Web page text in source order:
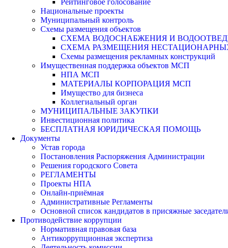
Национальные проекты
Муниципальный контроль
Схемы размещения объектов
СХЕМА ВОДОСНАБЖЕНИЯ И
СХЕМА РАЗМЕЩЕНИЯ
Схемы размещения рекламных конструкций
Имущественная поддержка объектов МСП
НПА МСП
МАТЕРИАЛЫ КОРПОРАЦИЯ МСП
Имущество для бизнеса
Коллегиальный орган
МУНИЦИПАЛЬНЫЕ ЗАКУПКИ
Инвестиционная политика
БЕСПЛАТНАЯ ЮРИДИЧЕСКАЯ ПОМОЩЬ
Документы
Устав города
Постановления Распоряжения Администрации
Решения городского Совета
РЕГЛАМЕНТЫ
Проекты НПА
Онлайн-приёмная
Административные Регламенты
Основной список кандидатов в присяжные
Противодействие коррупции
Нормативная правовая база
Антикоррупционная экспертиза